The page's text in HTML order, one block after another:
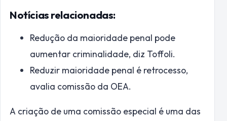
Notícias relacionadas:
Redução da maioridade penal pode
aumentar criminalidade, diz Toffoli.
Reduzir maioridade penal é retrocesso,
avalia comissão da OEA.
A criação de uma comissão especial é uma das